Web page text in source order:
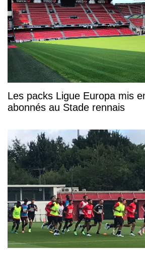
Les packs Ligue Europa mis
abonnés au Stade rennais